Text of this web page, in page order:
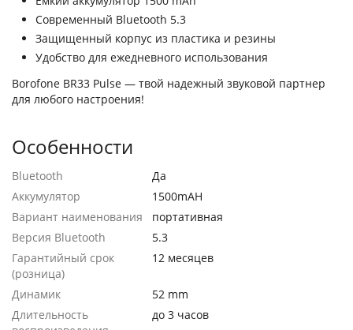
Современный Bluetooth 5.3
Защищенный корпус из пластика и резины
Удобство для ежедневного использования
Borofone BR33 Pulse — твой надежный звуковой партнер
для любого настроения!
Особенности
Bluetooth
Да
Аккумулятор
1500mAH
Вариант наименования
портативная
Версия Bluetooth
5.3
Гарантийный срок
(розница)
12 месяцев
Динамик
52 mm
Длительность
до 3 часов